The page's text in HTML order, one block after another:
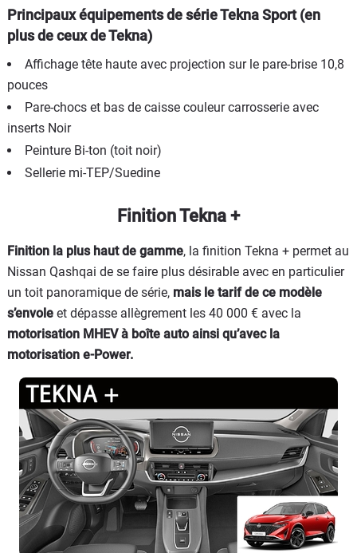
Principaux équipements de série Tekna Sport (en
plus de ceux de Tekna)
Affichage tête haute avec projection sur le pare-brise 10,8
pouces
Pare-chocs et bas de caisse couleur carrosserie avec
inserts Noir
Peinture Bi-ton (toit noir)
Sellerie mi-TEP/Suedine
Finition Tekna +
Finition la plus haut de gamme, la finition Tekna + permet au
Nissan Qashqai de se faire plus désirable avec en particulier
un toit panoramique de série, mais le tarif de ce modèle
s’envole et dépasse allègrement les 40 000 € avec la
motorisation MHEV à boîte auto ainsi qu’avec la
motorisation e-Power.